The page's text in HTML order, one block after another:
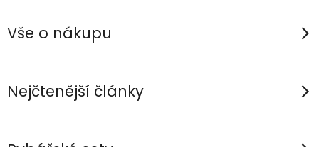
pVše o nákupu
Nejčtenější články